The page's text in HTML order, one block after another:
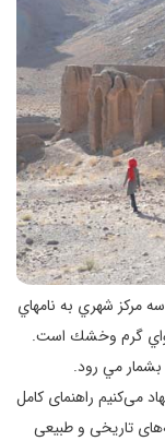
مركز شهري به نامهاي
گرم وخشك است.
مي رود.
می‌کنیم راهنمای کامل
تاریخی و طبیعی